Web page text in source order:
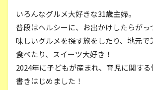
いろんなグルメ大好きな31歳主婦。
普段はヘルシーに、お出かけしたらがっ
味しいグルメを探す旅をしたり、地元で
食べたり、スイーツ大好き！
2024年に子どもが産まれ、育児に関す
書きはじめました！